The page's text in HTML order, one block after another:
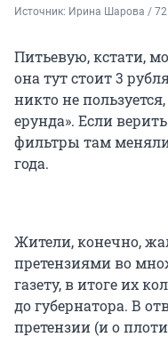
Источник: Ирина Шарова /
Питьевую, кстати,
она тут стоит 3
никто не
ерунда». Если
фильтры там меняли
года.
Жители, конечно,
претензиями во
газету, в итоге их
до губернатора. В
претензии (и о